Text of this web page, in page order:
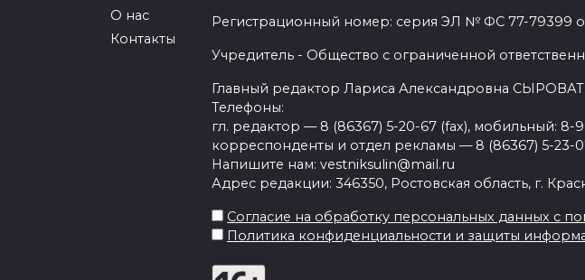
О нас
Контакты
Регистрационный номер: серия ЭЛ № ФС 77-79399 от
Учредитель - Общество с ограниченной
Главный редактор Лариса Александровна
Телефоны:
гл. редактор — 8 (86367) 5-20-67 (fax), мобильный: 8-
корреспонденты и отдел рекламы — 8 (86367) 5-23-
Напишите нам: vestniksulin@mail.ru
Адрес редакции: 346350, Ростовская область, г.
Согласие на обработку персональных данных с
Политика конфиденциальности и защиты